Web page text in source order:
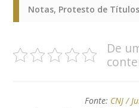
De
Fonte: CNJ /